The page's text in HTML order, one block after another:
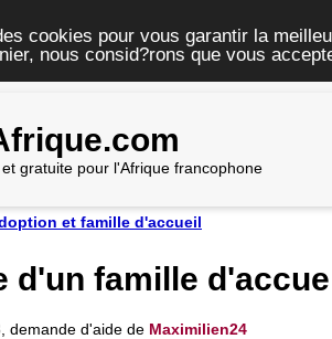
cookies pour vous garantir la
nous consid?rons que vous
gratuite pour l'Afrique francophone
et famille d'accueil
d'un famille
demande d'aide de Maximilien24